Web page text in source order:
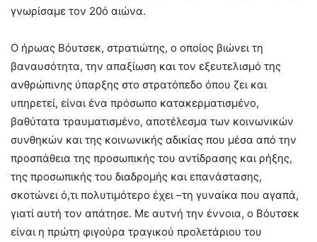
γνωρίσαμε τον 20ό αιώνα.
Ο ήρωας Βόυτσεκ, στρατιώτης, ο οποίος βιώνει τη
βαναυσότητα, την απαξίωση και τον εξευτελισμό της
ανθρώπινης ύπαρξης στο στρατόπεδο όπου ζει και
υπηρετεί, είναι ένα πρόσωπο κατακερματισμένο,
βαθύτατα τραυματισμένο, αποτέλεσμα των κοινωνικών
συνθηκών και της κοινωνικής αδικίας που μέσα από την
προσπάθεια της προσωπικής του αντίδρασης και ρήξης,
της προσωπικής του διαδρομής και επανάστασης,
σκοτώνει ό,τι πολυτιμότερο έχει –τη γυναίκα που αγαπά,
γιατί αυτή τον απάτησε. Με αυτνή την έννοια, ο Βόυτσεκ
είναι η πρώτη φιγούρα τραγικού προλετάριου του